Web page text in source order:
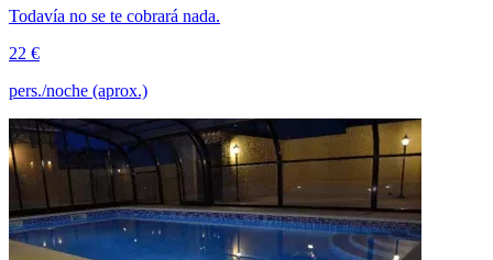
Todavía no se te cobrará nada.
22 €
pers./noche (aprox.)